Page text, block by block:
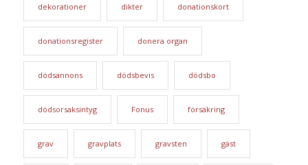
dekorationer dikter donationskort
donationsregister donera organ
dödsannons dödsbevis dödsbo
dödsorsaksintyg Fonus försäkring
grav gravplats gravsten gäst